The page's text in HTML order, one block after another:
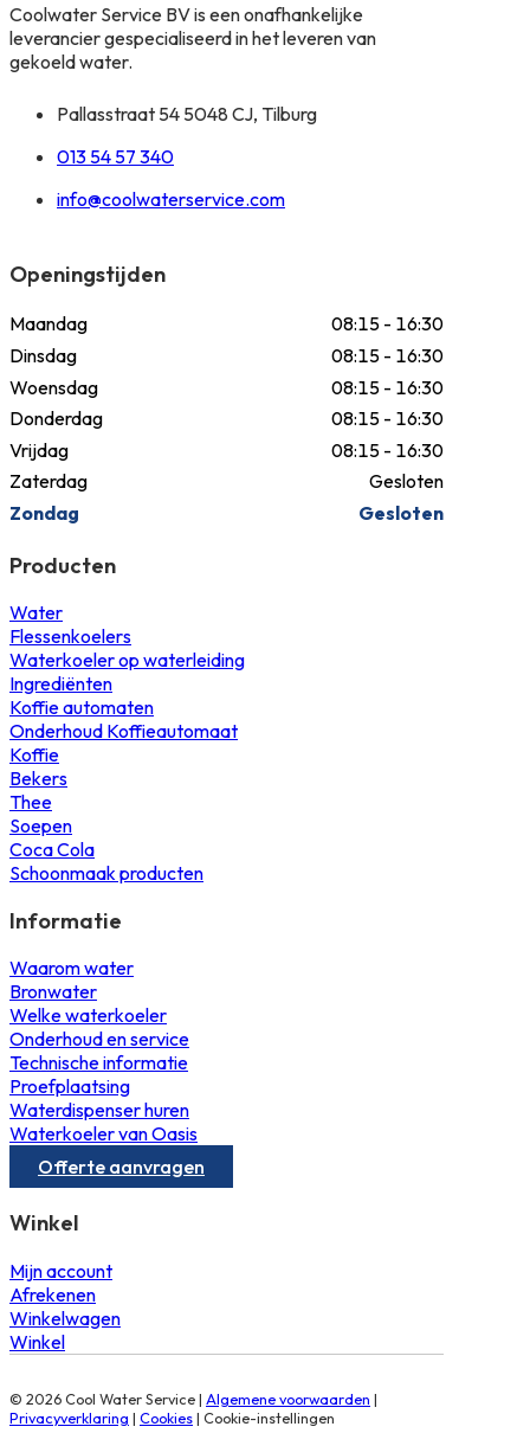
Coolwater Service BV is een onafhankelijke
leverancier gespecialiseerd in het leveren van
gekoeld water.
Pallasstraat 54 5048 CJ, Tilburg
013 54 57 340
info@coolwaterservice.com
Openingstijden
Maandag
08:15 - 16:30
Dinsdag
08:15 - 16:30
Woensdag
08:15 - 16:30
Donderdag
08:15 - 16:30
Vrijdag
08:15 - 16:30
Zaterdag
Gesloten
Zondag
Gesloten
Producten
Water
Flessenkoelers
Waterkoeler op waterleiding
Ingrediënten
Koffie automaten
Onderhoud Koffieautomaat
Koffie
Bekers
Thee
Soepen
Coca Cola
Schoonmaak producten
Informatie
Waarom water
Bronwater
Welke waterkoeler
Onderhoud en service
Technische informatie
Proefplaatsing
Waterdispenser huren
Waterkoeler van Oasis
Offerte aanvragen
Winkel
Mijn account
Afrekenen
Winkelwagen
Winkel
© 2026 Cool Water Service | Algemene voorwaarden |
Privacyverklaring | Cookies| Cookie-instellingen